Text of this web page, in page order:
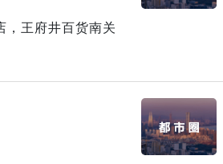
，王府井百货南关